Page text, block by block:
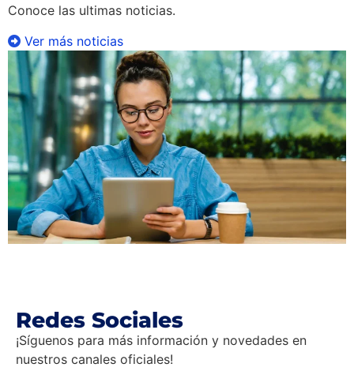
Conoce las ultimas noticias.
Ver más noticias
Redes Sociales
¡Síguenos para más información y novedades en
nuestros canales oficiales!